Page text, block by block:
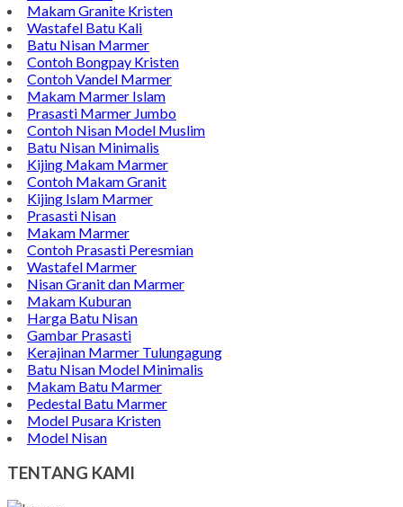
Makam Granite Kristen
Wastafel Batu Kali
Batu Nisan Marmer
Contoh Bongpay Kristen
Contoh Vandel Marmer
Makam Marmer Islam
Prasasti Marmer Jumbo
Contoh Nisan Model Muslim
Batu Nisan Minimalis
Kijing Makam Marmer
Contoh Makam Granit
Kijing Islam Marmer
Prasasti Nisan
Makam Marmer
Contoh Prasasti Peresmian
Wastafel Marmer
Nisan Granit dan Marmer
Makam Kuburan
Harga Batu Nisan
Gambar Prasasti
Kerajinan Marmer Tulungagung
Batu Nisan Model Minimalis
Makam Batu Marmer
Pedestal Batu Marmer
Model Pusara Kristen
Model Nisan
TENTANG KAMI